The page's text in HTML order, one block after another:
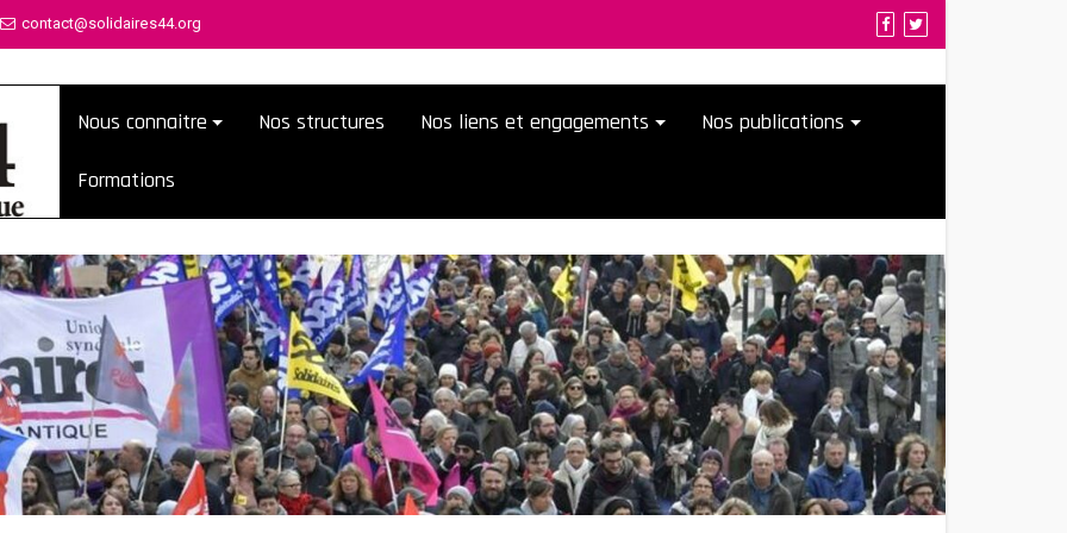
contact@solidaires44.org
Nous connaitre Nos structures Nos liens et engagements Nos publications
Formations